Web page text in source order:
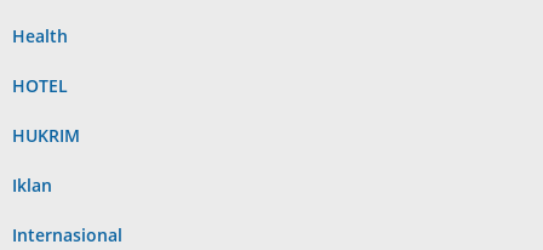
Health
HOTEL
HUKRIM
Iklan
Internasional